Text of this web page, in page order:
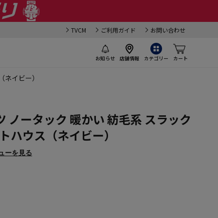
TVCM ご利用ガイド お問い合わせ
お知らせ 店舗情報 カテゴリー カート
イビー）
ノータック 暖かい 紡毛系 スラック
ハウス（ネイビー）
ーを見る